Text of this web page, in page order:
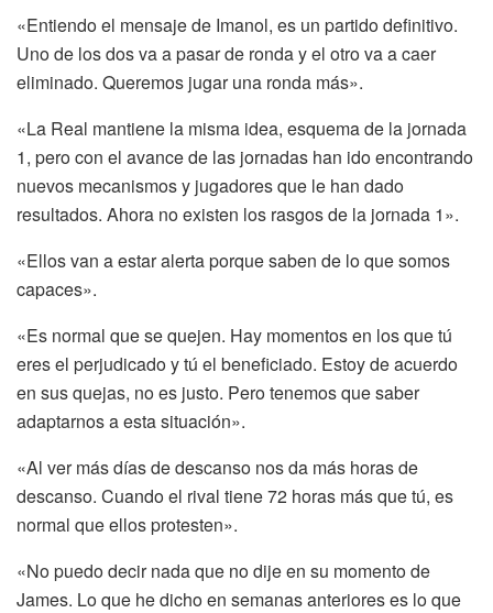
«Entiendo el mensaje de Imanol, es un partido definitivo.
Uno de los dos va a pasar de ronda y el otro va a caer
eliminado. Queremos jugar una ronda más».
«La Real mantiene la misma idea, esquema de la jornada
1, pero con el avance de las jornadas han ido encontrando
nuevos mecanismos y jugadores que le han dado
resultados. Ahora no existen los rasgos de la jornada 1».
«Ellos van a estar alerta porque saben de lo que somos
capaces».
«Es normal que se quejen. Hay momentos en los que tú
eres el perjudicado y tú el beneficiado. Estoy de acuerdo
en sus quejas, no es justo. Pero tenemos que saber
adaptarnos a esta situación».
«Al ver más días de descanso nos da más horas de
descanso. Cuando el rival tiene 72 horas más que tú, es
normal que ellos protesten».
«No puedo decir nada que no dije en su momento de
James. Lo que he dicho en semanas anteriores es lo que